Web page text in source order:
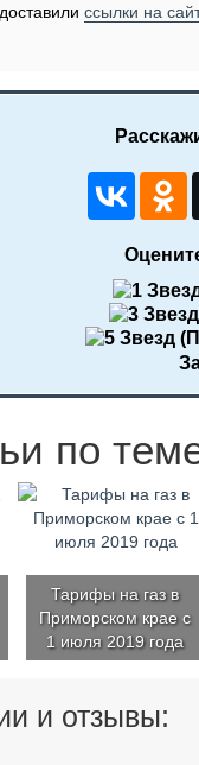
ссылки на
по
Тарифы на газ в
Приморском крае с
1 июля 2019 года
и отзывы: